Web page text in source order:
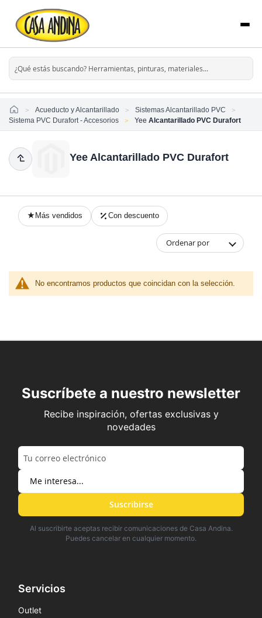
HomeAcueducto y Alcantarillado
Sistemas Alcantarillado PVC
Sistema PVC Durafort - Accesorios
Yee Alcantarillado PVC Durafort
Yee Alcantarillado PVC Durafort
Más vendidos Con descuento
Ordenar por
No encontramos productos que coincidan con la selección.
Suscríbete a nuestro newsletter
Recibe inspiración, ofertas exclusivas y
novedades
Suscribirse
Al suscribirte aceptas recibir comunicaciones de Casa Andina.
Puedes cancelar en cualquier momento.
Servicios
Outlet